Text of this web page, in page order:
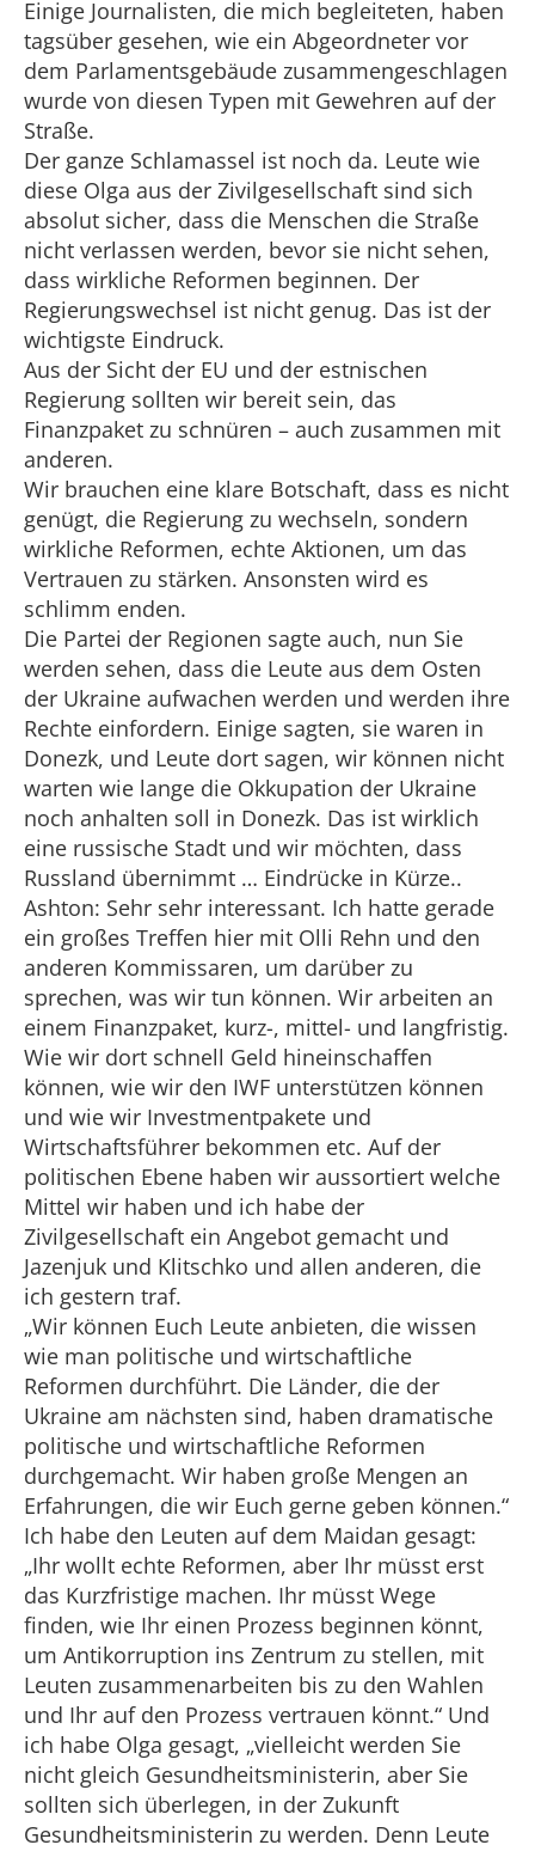
Einige Journalisten, die mich begleiteten, haben
tagsüber gesehen, wie ein Abgeordneter vor
dem Parlamentsgebäude zusammengeschlagen
wurde von diesen Typen mit Gewehren auf der
Straße.
Der ganze Schlamassel ist noch da. Leute wie
diese Olga aus der Zivilgesellschaft sind sich
absolut sicher, dass die Menschen die Straße
nicht verlassen werden, bevor sie nicht sehen,
dass wirkliche Reformen beginnen. Der
Regierungswechsel ist nicht genug. Das ist der
wichtigste Eindruck.
Aus der Sicht der EU und der estnischen
Regierung sollten wir bereit sein, das
Finanzpaket zu schnüren – auch zusammen mit
anderen.
Wir brauchen eine klare Botschaft, dass es nicht
genügt, die Regierung zu wechseln, sondern
wirkliche Reformen, echte Aktionen, um das
Vertrauen zu stärken. Ansonsten wird es
schlimm enden.
Die Partei der Regionen sagte auch, nun Sie
werden sehen, dass die Leute aus dem Osten
der Ukraine aufwachen werden und werden ihre
Rechte einfordern. Einige sagten, sie waren in
Donezk, und Leute dort sagen, wir können nicht
warten wie lange die Okkupation der Ukraine
noch anhalten soll in Donezk. Das ist wirklich
eine russische Stadt und wir möchten, dass
Russland übernimmt … Eindrücke in Kürze..
Ashton: Sehr sehr interessant. Ich hatte gerade
ein großes Treffen hier mit Olli Rehn und den
anderen Kommissaren, um darüber zu
sprechen, was wir tun können. Wir arbeiten an
einem Finanzpaket, kurz-, mittel- und langfristig.
Wie wir dort schnell Geld hineinschaffen
können, wie wir den IWF unterstützen können
und wie wir Investmentpakete und
Wirtschaftsführer bekommen etc. Auf der
politischen Ebene haben wir aussortiert welche
Mittel wir haben und ich habe der
Zivilgesellschaft ein Angebot gemacht und
Jazenjuk und Klitschko und allen anderen, die
ich gestern traf.
„Wir können Euch Leute anbieten, die wissen
wie man politische und wirtschaftliche
Reformen durchführt. Die Länder, die der
Ukraine am nächsten sind, haben dramatische
politische und wirtschaftliche Reformen
durchgemacht. Wir haben große Mengen an
Erfahrungen, die wir Euch gerne geben können.“
Ich habe den Leuten auf dem Maidan gesagt:
„Ihr wollt echte Reformen, aber Ihr müsst erst
das Kurzfristige machen. Ihr müsst Wege
finden, wie Ihr einen Prozess beginnen könnt,
um Antikorruption ins Zentrum zu stellen, mit
Leuten zusammenarbeiten bis zu den Wahlen
und Ihr auf den Prozess vertrauen könnt.“ Und
ich habe Olga gesagt, „vielleicht werden Sie
nicht gleich Gesundheitsministerin, aber Sie
sollten sich überlegen, in der Zukunft
Gesundheitsministerin zu werden. Denn Leute